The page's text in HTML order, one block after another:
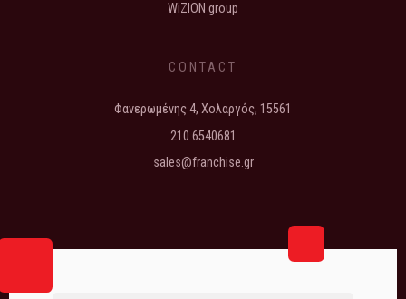
WiZION group
CONTACT
Φανερωμένης 4, Χολαργός, 15561
210.6540681
sales@franchise.gr